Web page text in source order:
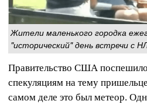
Жители маленького городка
"исторический" день встречи с
Правительство США
спекуляциям на тему
самом деле это был метеор.